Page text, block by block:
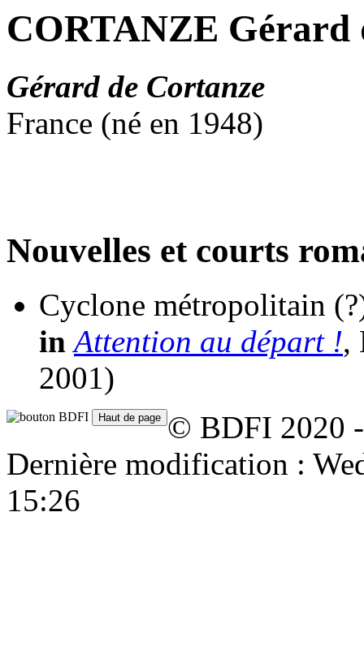
CORTANZE Gérard
Gérard de Cortanze
France (né en 1948)
Nouvelles et courts
Cyclone métropolitain
in Attention au départ !,
2001)
© BDFI 2020
Dernière modification :
15:26